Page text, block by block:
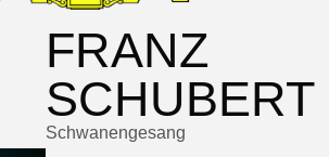
FRANZ
SCHUBERT
Schwanengesang